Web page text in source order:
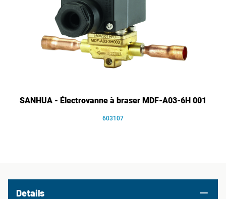
SANHUA - Électrovanne à braser MDF-A03-6H 001
603107
Details